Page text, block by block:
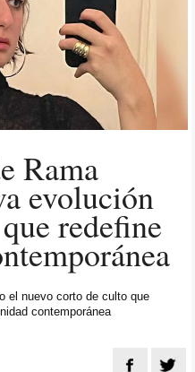
Rama
evolución
redefine
el nuevo corto de culto que
contemporánea